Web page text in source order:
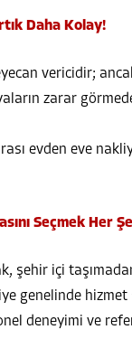
Daha Kolay!
vericidir;
zarar
evden eve
Seçmek Her
şehir içi
genelinde
deneyimi ve